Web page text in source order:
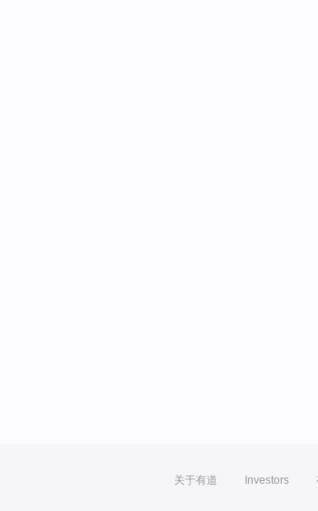
关于有道 Investors